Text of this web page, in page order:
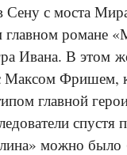
Сену с моста
главном романе
Ивана. В этом
Максом Фришем,
главной
спустя
можно было